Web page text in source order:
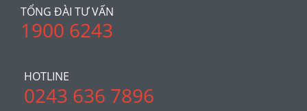
TỔNG ĐÀI TƯ VẤN
1900 6243
HOTLINE
0243 636 7896